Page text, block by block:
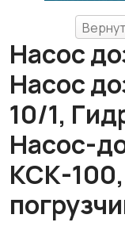
Насос
Насос
10/1,
Насос-
КСК-